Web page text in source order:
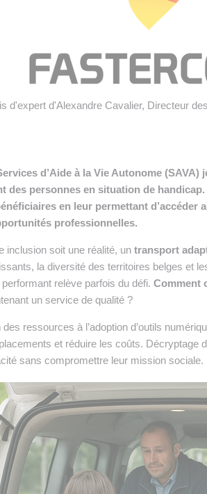
👉 INSCRIRE SA SOCIÉTÉ
d'expert d'Alexandre Cavalier, Directeur
d’Aide à la Vie Autonome
des personnes en situation de
en leur permettant d’accéder
professionnelles.
inclusion soit une réalité, un transport
la diversité des territoires belges et
relève parfois du défi. Comment
un service de qualité ?
ressources à l’adoption d’outils
et réduire les coûts. Décryptage
sans compromettre leur mission sociale.